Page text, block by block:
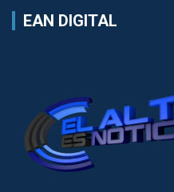
EAN DIGITAL